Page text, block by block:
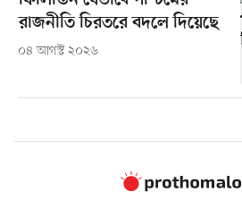
রাজনীতি চিরতরে বদলে দিয়েছে
০৪ আগস্ট ২০২৬